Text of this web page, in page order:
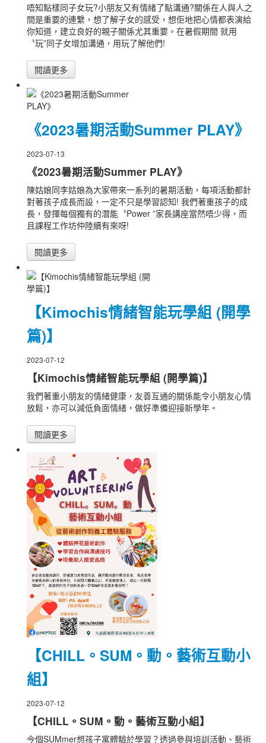
唔知點樣同子女玩?小朋友又有情緒了點溝通?關係在人與人之
間是重要的連繫，想了解子女的感受，想佢地把心情都表演給
你知道，建立良好的親子關係尤其重要。在暑假期間 就用
〝玩”同子女增加溝通，用玩了解他們!
閱讀更多
《2023暑期活動Summer PLAY》
2023-07-13
《2023暑期活動Summer PLAY》
陳姑娘同李姑娘為大家帶來一系列的暑期活動，每項活動都針
對著孩子成長而設，一定不只是學習認知! 我們著重孩子的成
長，發揮每個獨有的潛能〝Power ”家長講座當然唔少得，而
且課程工作坊仲陸續有來呀!
閱讀更多
【Kimochis情緒智能玩學組 (開學
篇)】
2023-07-12
【Kimochis情緒智能玩學組 (開學篇)】
我們著重小朋友的情緒健康，友善互通的關係能令小朋友心情
放鬆，亦可以減低負面情緒，做好準備迎接新學年。
閱讀更多
【CHILL。SUM。動。藝術互動小
組】
2023-07-12
【CHILL。SUM。動。藝術互動小組】
今個SUMmer想孩子寓體驗於學習？透過參與培訓活動、藝術